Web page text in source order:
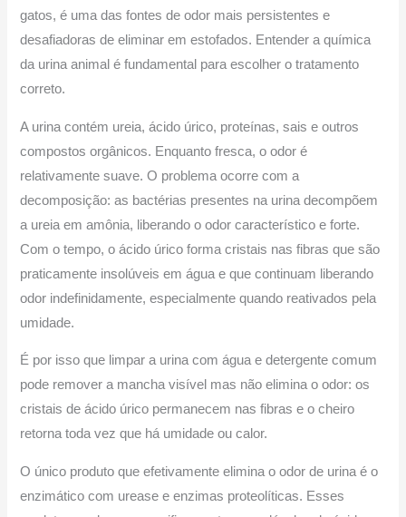
gatos, é uma das fontes de odor mais persistentes e
desafiadoras de eliminar em estofados. Entender a química
da urina animal é fundamental para escolher o tratamento
correto.
A urina contém ureia, ácido úrico, proteínas, sais e outros
compostos orgânicos. Enquanto fresca, o odor é
relativamente suave. O problema ocorre com a
decomposição: as bactérias presentes na urina decompõem
a ureia em amônia, liberando o odor característico e forte.
Com o tempo, o ácido úrico forma cristais nas fibras que são
praticamente insolúveis em água e que continuam liberando
odor indefinidamente, especialmente quando reativados pela
umidade.
É por isso que limpar a urina com água e detergente comum
pode remover a mancha visível mas não elimina o odor: os
cristais de ácido úrico permanecem nas fibras e o cheiro
retorna toda vez que há umidade ou calor.
O único produto que efetivamente elimina o odor de urina é o
enzimático com urease e enzimas proteolíticas. Esses